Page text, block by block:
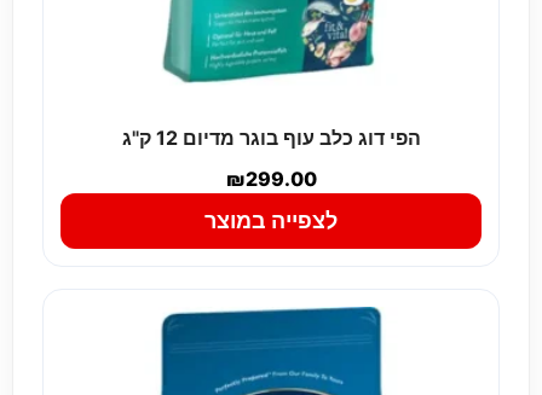
הפי דוג כלב עוף בוגר מדיום 12 ק"ג
₪299.00
לצפייה במוצר